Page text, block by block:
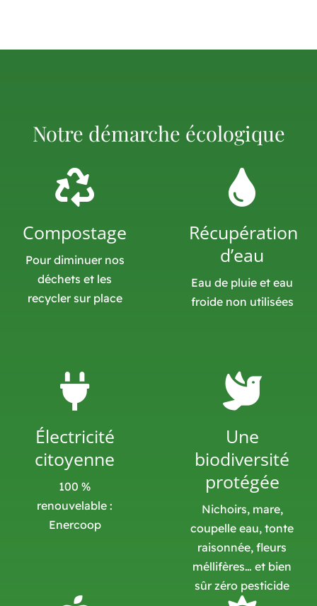
Notre démarche écologique
Compostage
Pour diminuer nos
déchets et les
recycler sur place
Récupération
d’eau
Eau de pluie et eau
froide non utilisées
Électricité
citoyenne
100 %
renouvelable :
Enercoop
Une
biodiversité
protégée
Nichoirs, mare,
coupelle eau, tonte
raisonnée, fleurs
méllifères… et bien
sûr zéro pesticide